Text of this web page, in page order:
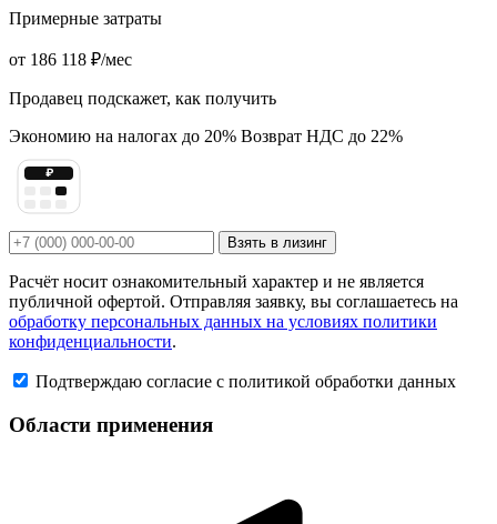
Примерные затраты
от 186 118 ₽/мес
Продавец подскажет, как получить
Экономию на налогах до 20% Возврат НДС до 22%
₽
Взять в лизинг
Расчёт носит ознакомительный характер и не является
публичной офертой. Отправляя заявку, вы соглашаетесь на
обработку персональных данных на условиях политики
конфиденциальности.
Подтверждаю согласие с политикой обработки данных
Области применения